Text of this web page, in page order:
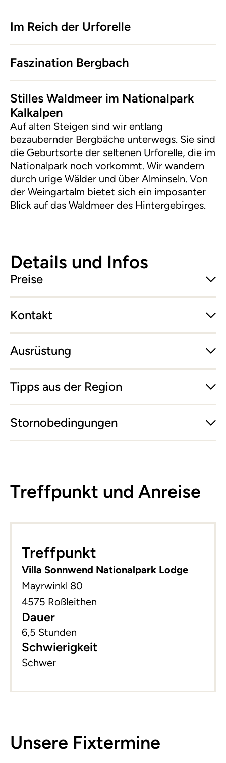
Im Reich der Urforelle
Faszination Bergbach
Stilles Waldmeer im Nationalpark
Kalkalpen
Auf alten Steigen sind wir entlang
bezaubernder Bergbäche unterwegs. Sie sind
die Geburtsorte der seltenen Urforelle, die im
Nationalpark noch vorkommt. Wir wandern
durch urige Wälder und über Alminseln. Von
der Weingartalm bietet sich ein imposanter
Blick auf das Waldmeer des Hintergebirges.
Details und Infos
Preise
Kontakt
Ausrüstung
Tipps aus der Region
Stornobedingungen
Treffpunkt und Anreise
−
Treffpunkt
Villa Sonnwend Nationalpark Lodge
Mayrwinkl 80
4575 Roßleithen
Dauer
6,5 Stunden
Schwierigkeit
Schwer
Unsere Fixtermine